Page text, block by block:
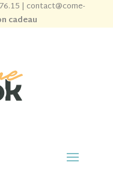
| contact@come-
cadeau